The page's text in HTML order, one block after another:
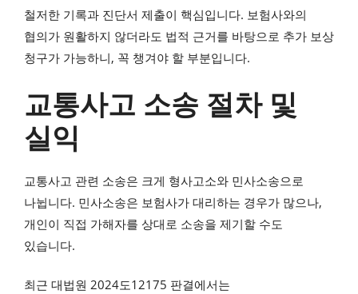
철저한 기록과 진단서 제출이 핵심입니다. 보험사와의
협의가 원활하지 않더라도 법적 근거를 바탕으로 추가 보상
청구가 가능하니, 꼭 챙겨야 할 부분입니다.
교통사고 소송 절차 및
실익
교통사고 관련 소송은 크게 형사고소와 민사소송으로
나뉩니다. 민사소송은 보험사가 대리하는 경우가 많으나,
개인이 직접 가해자를 상대로 소송을 제기할 수도
있습니다.
최근 대법원 2024도12175 판결에서는